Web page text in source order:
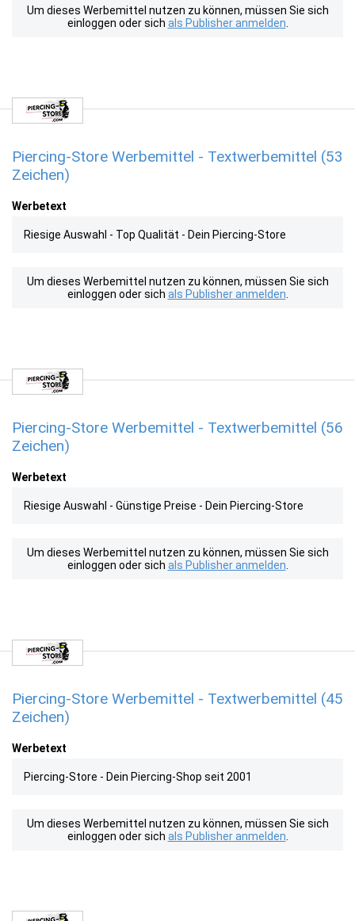
Um dieses Werbemittel nutzen zu können, müssen Sie sich
einloggen oder sich als Publisher anmelden
Piercing-Store Werbemittel - Textwerbemittel (53
Zeichen)
Werbetext
Riesige Auswahl - Top Qualität - Dein Piercing-Store
Um dieses Werbemittel nutzen zu können, müssen Sie sich
einloggen oder sich als Publisher anmelden
Piercing-Store Werbemittel - Textwerbemittel (56
Zeichen)
Werbetext
Riesige Auswahl - Günstige Preise - Dein Piercing-Store
Um dieses Werbemittel nutzen zu können, müssen Sie sich
einloggen oder sich als Publisher anmelden
Piercing-Store Werbemittel - Textwerbemittel (45
Zeichen)
Werbetext
Piercing-Store - Dein Piercing-Shop seit 2001
Um dieses Werbemittel nutzen zu können, müssen Sie sich
einloggen oder sich als Publisher anmelden